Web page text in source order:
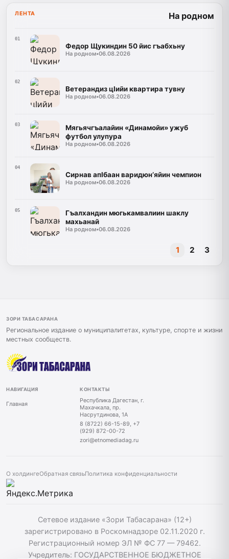
ЛЕНТА На родном
01
Федор Щукиндин 50 йис гъабхьну
На родном•06.08.2026
02
Ветерандиз цIийи квартира тувну
На родном•06.08.2026
03
Мягьячгъалайин «Динамойи» ужуб
футбол улупура
На родном•06.08.2026
04
Сирнав апIбаан варидюн’яйин чемпион
На родном•06.08.2026
05
Гъалхандин мюгькамвалиин шаклу
махьанай
На родном•06.08.2026
1 2 3
ЗОРИ ТАБАСАРАНА
Региональное издание о муниципалитетах, культуре, спорте и жизни
местных сообществ.
НАВИГАЦИЯ
Главная
КОНТАКТЫ
Республика Дагестан, г.
Махачкала, пр.
Насрутдинова, 1А
8 (8722) 66-15-89, +7
(929) 872-00-72
zori@etnomediadag.ru
О холдингеОбратная связьПолитика конфиденциальности
Сетевое издание «Зори Табасарана» (12+)
зарегистрировано в Роскомнадзоре 02.11.2020 г.
Регистрационный номер ЭЛ № ФС 77 — 79462.
Учредитель: ГОСУДАРСТВЕННОЕ БЮДЖЕТНОЕ